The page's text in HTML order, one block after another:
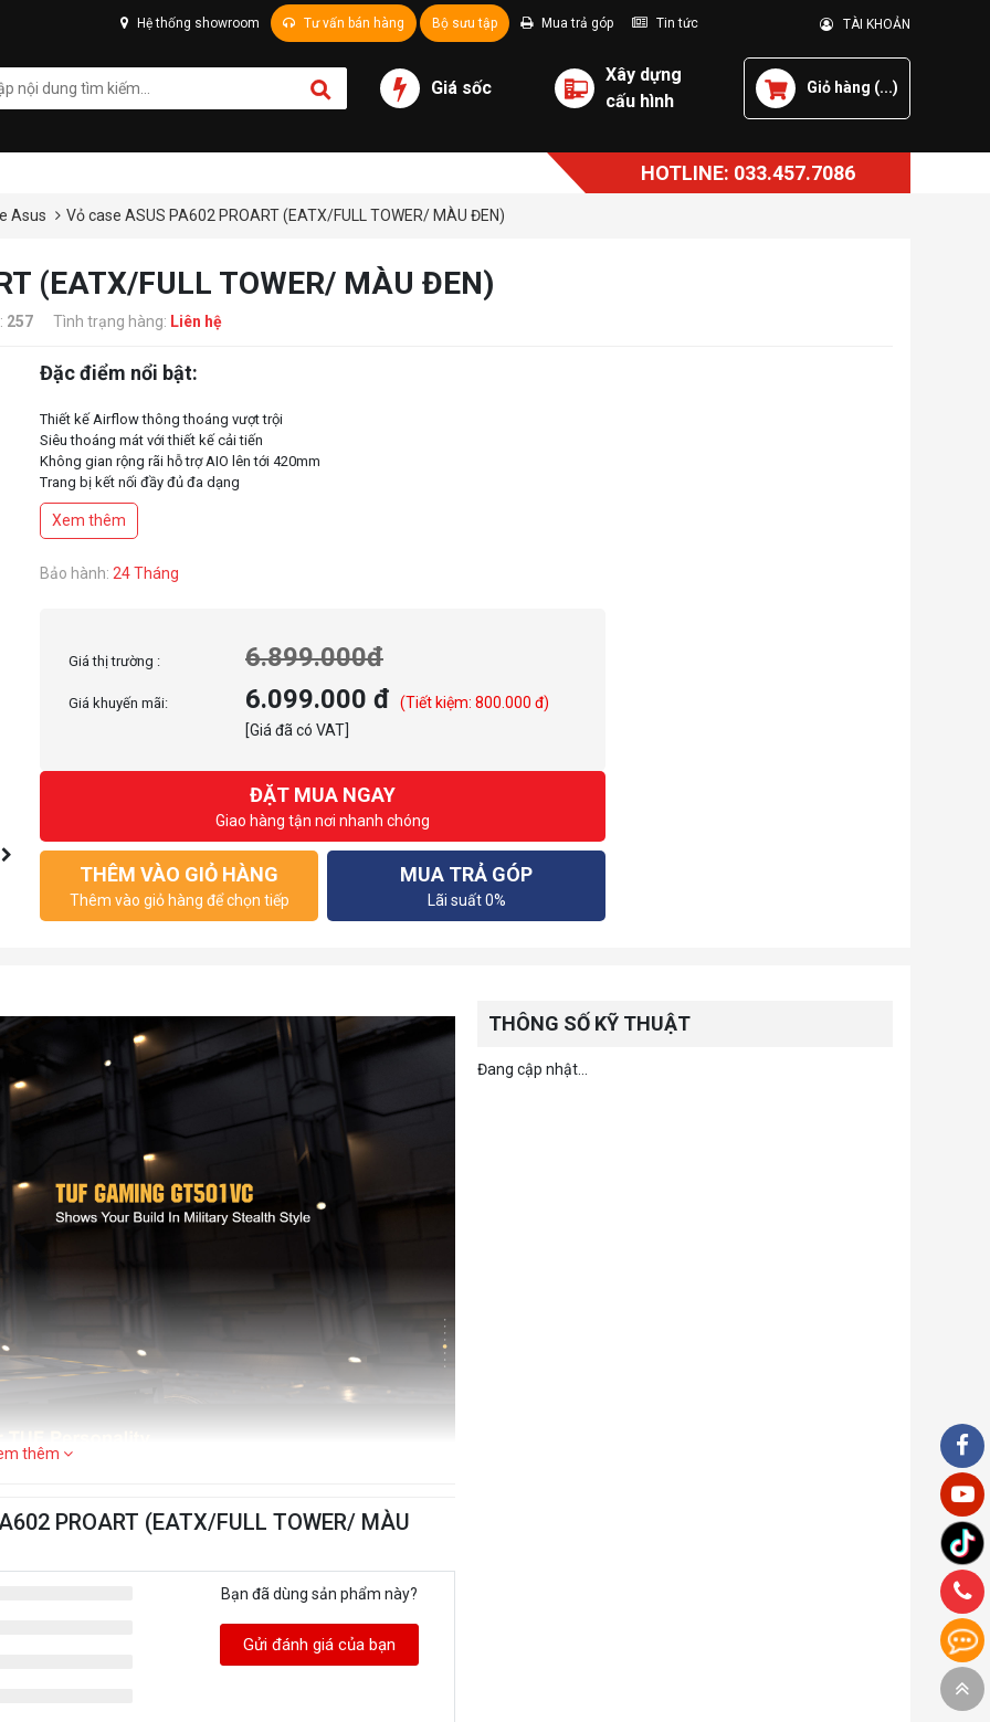
Hệ thống showroom Tư vấn bán hàng Bộ sưu tập Mua trả góp Tin tức TÀI KHOẢN
Giá sốc
Xây dựng
cấu hình
Giỏ hàng (...)
HOTLINE: 033.457.7086
Asus Vỏ case ASUS PA602 PROART (EATX/FULL TOWER/ MÀU ĐEN)
(EATX/FULL TOWER/ MÀU ĐEN)
257 Tình trạng hàng: Liên hệ
Đặc điểm nổi bật:
Thiết kế Airflow thông thoáng vượt trội
Siêu thoáng mát với thiết kế cải tiến
Không gian rộng rãi hỗ trợ AIO lên tới 420mm
Trang bị kết nối đầy đủ đa dạng
Cảnh báo bụi bằng hồng ngoại ở mặt trước
Xem thêm
Bảo hành: 24 Tháng
Giá thị trường : 6.899.000đ
Giá khuyến mãi: 6.099.000 đ
(Tiết kiệm: 800.000 đ)
[Giá đã có VAT]
ĐẶT MUA NGAY
Giao hàng tận nơi nhanh chóng
THÊM VÀO GIỎ HÀNG
Thêm vào giỏ hàng để chọn tiếp
MUA TRẢ GÓP
Lãi suất 0%
thêm
PROART (EATX/FULL TOWER/ MÀU
Bạn đã dùng sản phẩm này?
Gửi đánh giá của bạn
THÔNG SỐ KỸ THUẬT
Đang cập nhật...